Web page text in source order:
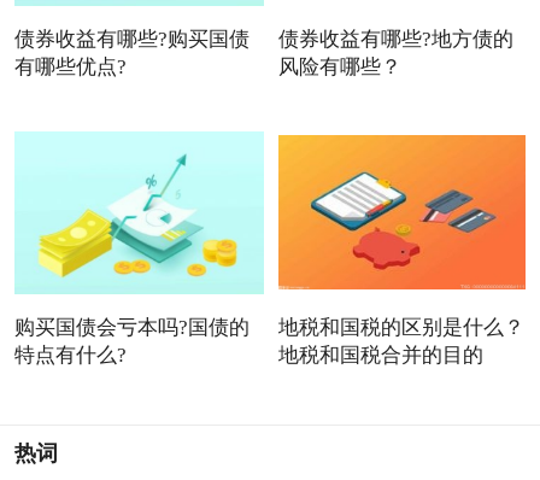
债券收益有哪些?购买国债
有哪些优点?
债券收益有哪些?地方债的
风险有哪些？
购买国债会亏本吗?国债的
特点有什么?
地税和国税的区别是什么？
地税和国税合并的目的
热词